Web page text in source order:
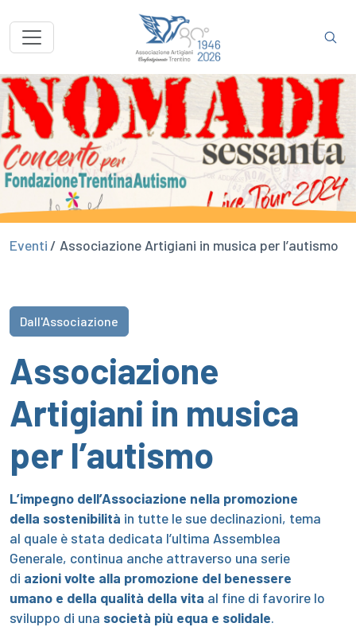
Eventi / Associazione Artigiani in musica per l’autismo
Dall'Associazione
Associazione
Artigiani in musica
per l’autismo
L’impegno dell’Associazione nella promozione
della sostenibilità in tutte le sue declinazioni, tema
al quale è stata dedicata l’ultima Assemblea
Generale, continua anche attraverso una serie
di azioni volte alla promozione del benessere
umano e della qualità della vita al fine di favorire lo
sviluppo di una società più equa e solidale.